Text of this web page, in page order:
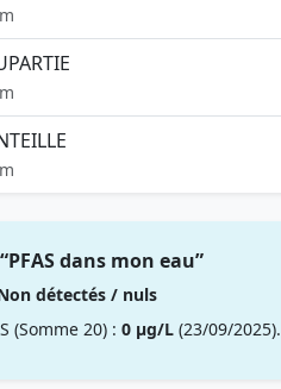
dans mon eau”
détectés / nuls
(Somme 20) : 0 µg/L (23/09/2025).